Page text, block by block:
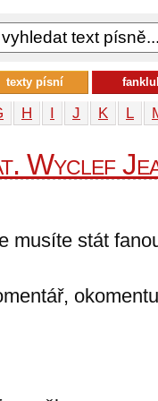
H I J K L
Wyclef
musíte stát
texty písní